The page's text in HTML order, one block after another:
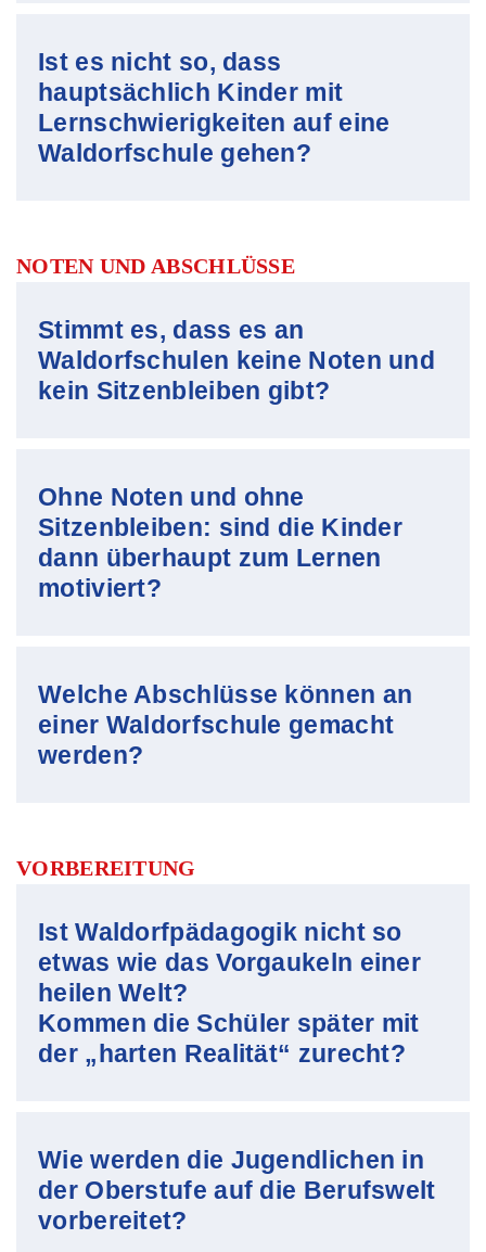
Ist es nicht so, dass
hauptsächlich Kinder mit
Lernschwierigkeiten auf eine
Waldorfschule gehen?
NOTEN UND ABSCHLÜSSE
Stimmt es, dass es an
Waldorfschulen keine Noten und
kein Sitzenbleiben gibt?
Ohne Noten und ohne
Sitzenbleiben: sind die Kinder
dann überhaupt zum Lernen
motiviert?
Welche Abschlüsse können an
einer Waldorfschule gemacht
werden?
VORBEREITUNG
Ist Waldorfpädagogik nicht so
etwas wie das Vorgaukeln einer
heilen Welt?
Kommen die Schüler später mit
der „harten Realität“ zurecht?
Wie werden die Jugendlichen in
der Oberstufe auf die Berufswelt
vorbereitet?